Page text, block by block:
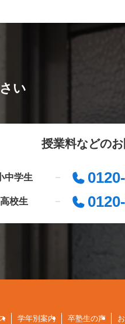
い
授業料などの
中学生
高校生
学年別案内 卒塾生の声